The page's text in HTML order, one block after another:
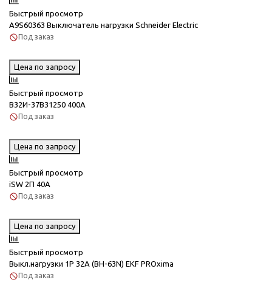
Быстрый просмотр
A9S60363 Выключатель нагрузки Schneider Electric
Под заказ
Цена по запросу
Быстрый просмотр
В32И-37B31250 400А
Под заказ
Цена по запросу
Быстрый просмотр
iSW 2П 40A
Под заказ
Цена по запросу
Быстрый просмотр
Выкл.нагрузки 1Р 32А (ВН-63N) EKF PROxima
Под заказ